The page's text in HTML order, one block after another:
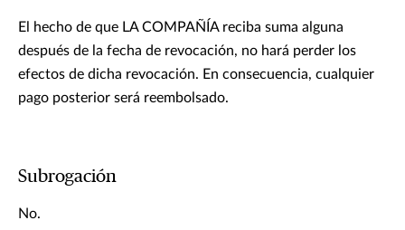
El hecho de que LA COMPAÑÍA reciba suma alguna
después de la fecha de revocación, no hará perder los
efectos de dicha revocación. En consecuencia, cualquier
pago posterior será reembolsado.
Subrogación
No.